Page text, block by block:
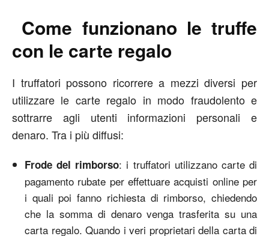
Come funzionano le truffe
con le carte regalo
I truffatori possono ricorrere a mezzi diversi per
utilizzare le carte regalo in modo fraudolento e
sottrarre agli utenti informazioni personali e
denaro. Tra i più diffusi:
Frode del rimborso: i truffatori utilizzano carte di
pagamento rubate per effettuare acquisti online per
i quali poi fanno richiesta di rimborso, chiedendo
che la somma di denaro venga trasferita su una
carta regalo. Quando i veri proprietari della carta di